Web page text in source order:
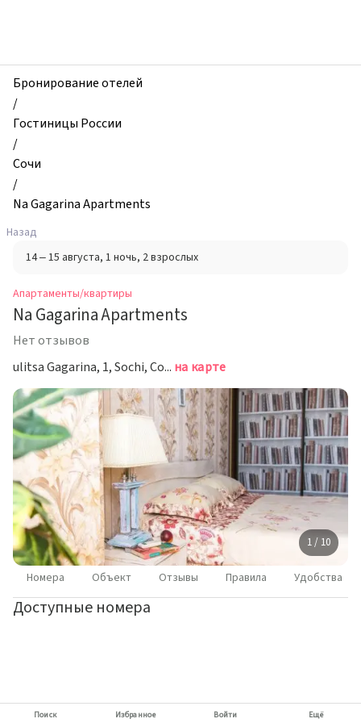
и
квартиры,
Na
Gagarina
Apartments,
Сочи,
Россия
Бронирование отелей
/
Гостиницы России
/
Сочи
/
Na Gagarina Apartments
Назад
14 – 15 августа, 1 ночь, 2 взрослых
Апартаменты/квартиры
Na Gagarina Apartments
Нет отзывов
ulitsa Gagarina, 1, Sochi, Сочи на карте
1 / 10
Номера Объект Отзывы Правила Удобства
Доступные номера
Поиск Избранное Войти Ещё